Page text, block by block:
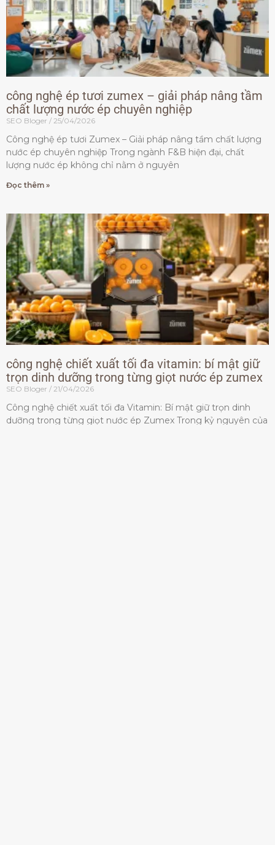
công nghệ ép tươi zumex – giải pháp nâng tầm
chất lượng nước ép chuyên nghiệp
SEO Bloger 25/04/2026
Công nghệ ép tươi Zumex – Giải pháp nâng tầm chất lượng
nước ép chuyên nghiệp Trong ngành F&B hiện đại, chất
lượng nước ép không chỉ nằm ở nguyên
Đọc thêm »
công nghệ chiết xuất tối đa vitamin: bí mật giữ
trọn dinh dưỡng trong từng giọt nước ép zumex
SEO Bloger 21/04/2026
Công nghệ chiết xuất tối đa Vitamin: Bí mật giữ trọn dinh
dưỡng trong từng giọt nước ép Zumex Trong kỷ nguyên của